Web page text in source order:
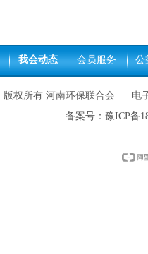
我会动态 会员服务 公
版权所有 河南环保联合会 电子
备案号： 豫ICP备